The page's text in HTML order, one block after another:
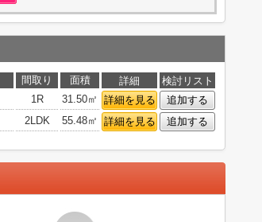
間取り 面積 詳細
検討リスト
1R 31.50㎡ 詳細を見る
追加する
2LDK 55.48㎡ 詳細を見る 追加する